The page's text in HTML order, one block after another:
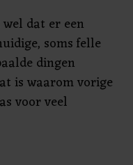
dat er een
soms felle
dingen
is waarom vorige
voor veel